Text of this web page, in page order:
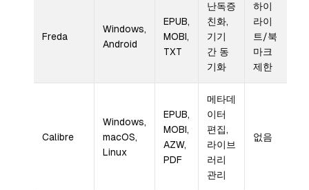
Freda
Windows,
Android
EPUB,
MOBI,
TXT
난독증
친화,
기기
간 동
기화
하이
라이
트/북
마크
제한
Calibre
Windows,
macOS,
Linux
EPUB,
MOBI,
AZW,
PDF
메타데
이터
편집,
라이브
러리
관리
없음